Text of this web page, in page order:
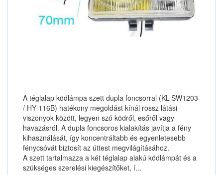
A téglalap ködlámpa szett dupla foncsorral (KL-SW1203
/ HY-116B) hatékony megoldást kínál rossz látási
viszonyok között, legyen szó ködről, esőről vagy
havazásról. A dupla foncsoros kialakítás javítja a fény
kihasználását, így koncentráltabb és egyenletesebb
fénycsóvát biztosít az úttest megvilágításához.
A szett tartalmazza a két téglalap alakú ködlámpát és a
szükséges szerelési kiegészítőket, í...